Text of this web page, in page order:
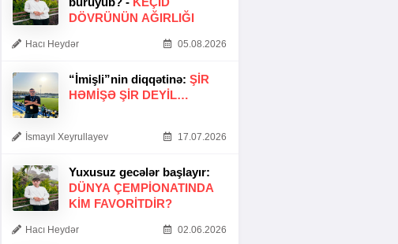
DÖVRÜNÜN AĞIRLIĞI
Hacı Heydər 05.08.2026
“İmişli”nin diqqətinə: ŞIR
HƏMIŞƏ ŞIR DEYIL…
İsmayıl Xeyrullayev 17.07.2026
Yuxusuz gecələr başlayır:
DÜNYA ÇEMPIONATINDA
KIM FAVORITDIR?
Hacı Heydər 02.06.2026